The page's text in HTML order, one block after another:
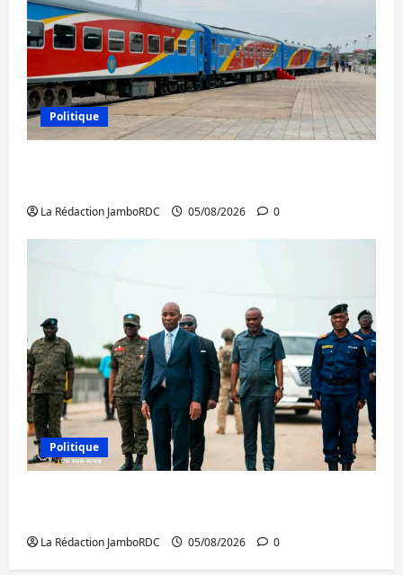
Politique
La Rédaction JamboRDC 05/08/2026 0
Politique
La Rédaction JamboRDC 05/08/2026 0